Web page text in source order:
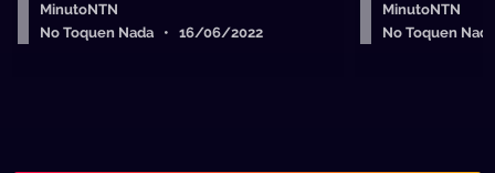
MinutoNTN
No Toquen Nada • 16/06/2022
MinutoNTN
No Toquen